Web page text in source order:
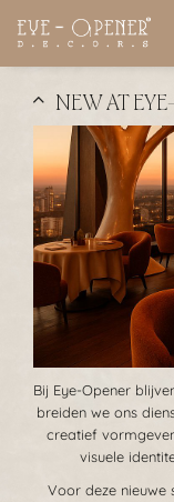
NEW AT
Bij Eye-Opener
breiden we ons
creatief
visuele
Voor deze nieuwe